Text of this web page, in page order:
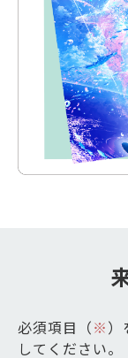
必須項目（ ※ ）
してください。